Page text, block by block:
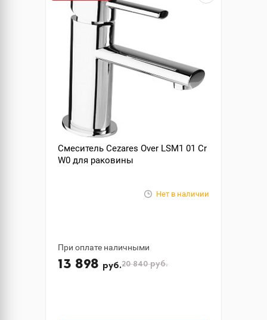
Смеситель Cezares Over LSM1 01 Cr
W0 для раковины
Нет в наличии
При оплате наличными
13 898 руб.20 840руб.